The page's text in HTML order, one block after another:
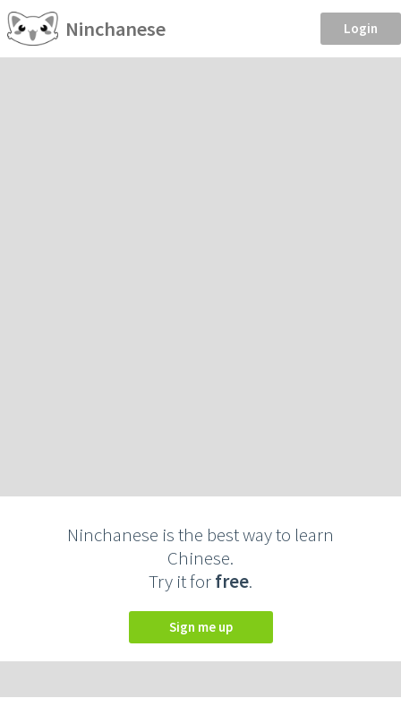
Ninchanese Login
Ninchanese is the best way to learn
Chinese.
Try it forfree.
Sign me up